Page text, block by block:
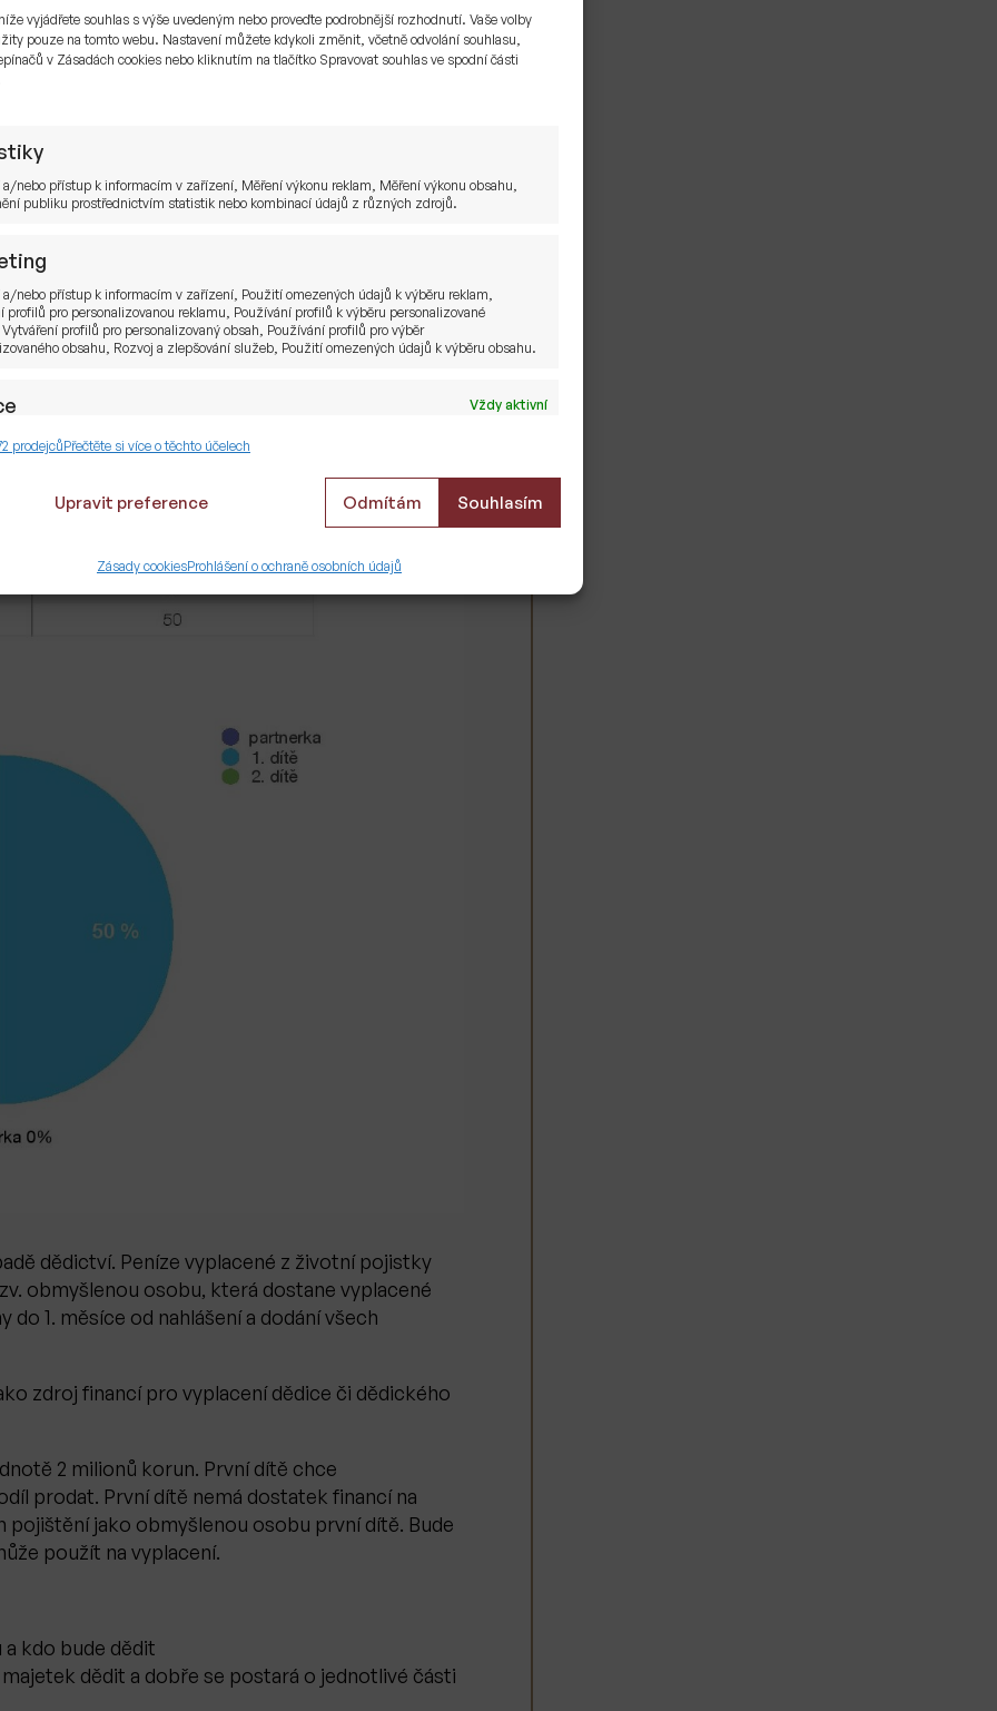
vyjádřete souhlas s výše uvedeným nebo proveďte podrobnější rozhodnutí. Vaše volby
pouze na tomto webu. Nastavení můžete kdykoli změnit, včetně odvolání souhlasu,
v Zásadách cookies nebo kliknutím na tlačítko Spravovat souhlas ve spodní části
a/nebo přístup k informacím v zařízení, Měření výkonu reklam, Měření výkonu obsahu,
publiku prostřednictvím statistik nebo kombinací údajů z různých zdrojů.
a/nebo přístup k informacím v zařízení, Použití omezených údajů k výběru reklam,
profilů pro personalizovanou reklamu, Používání profilů k výběru personalizované
Vytváření profilů pro personalizovaný obsah, Používání profilů pro výběr
obsahu, Rozvoj a zlepšování služeb, Použití omezených údajů k výběru obsahu.
Vždy aktivní
a kombinování údajů z jiných zdrojů údajů, Propojení různých zařízení,
zařízení na základě automaticky přenášených informací.
bezpečnosti, předcházení a zjišťování
reklamy a obsahu, Ukládání a sdělování
osobních údajů.
prodejcůPřečtěte si více o těchto účelech
Souhlasím
Odmítám
Upravit preference
Zásady cookiesProhlášení o ochraně osobních údajů
se majetek po partnerovi
dědictví. Peníze vyplacené z životní pojistky
obmyšlenou osobu, která dostane vyplacené
1. měsíce od nahlášení a dodání všech
zdroj financí pro vyplacení dědice či dědického
2 milionů korun. První dítě chce
prodat. První dítě nemá dostatek financí na
jako obmyšlenou osobu první dítě. Bude
použít na vyplacení.
kdo bude dědit
dědit a dobře se postará o jednotlivé části